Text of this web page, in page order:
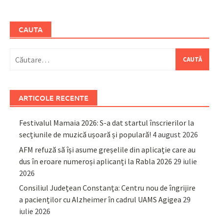
CAUTA
după:
ARTICOLE RECENTE
Festivalul Mamaia 2026: S-a dat startul înscrierilor la
secțiunile de muzică ușoară și populară! 4 august 2026
AFM refuză să își asume greșelile din aplicație care au
dus în eroare numeroși aplicanți la Rabla 2026 29 iulie
2026
Consiliul Județean Constanța: Centru nou de îngrijire
a pacienților cu Alzheimer în cadrul UAMS Agigea 29
iulie 2026